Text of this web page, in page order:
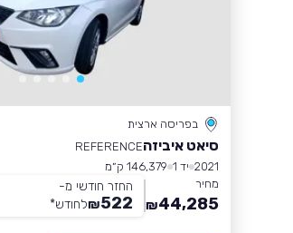
בפריסה ארצית
סיאט איביזהREFERENCE
2021 יד 1
146,379 ק״מ
מחיר
44,285
₪
החזר חודשי מ-
522
₪לחודש*